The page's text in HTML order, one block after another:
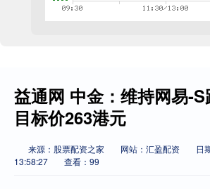
益通网 中金：维持网易-
目标价263港元
来源：股票配资之家 网站：汇盈配资
日
13:58:27
查看：99